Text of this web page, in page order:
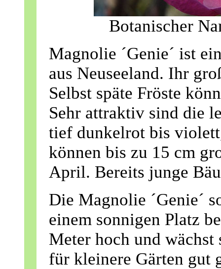
Botanischer
Magnolie ´Genie´ ist
aus Neuseeland. Ihr
Selbst späte Fröste
Sehr attraktiv sind die
tief dunkelrot bis
können bis zu 15 cm
April. Bereits junge
Die Magnolie ´Genie´
einem sonnigen Platz
Meter hoch und
für kleinere Gärten gut